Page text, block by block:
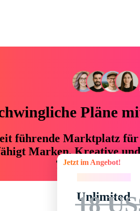
Pläne
führende Marktplatz
Marken, Kreative
76 % an Zeit
Jetzt im Angebot!
Unlimited
18